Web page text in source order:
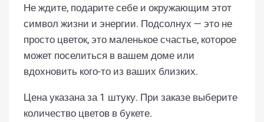
Не ждите, подарите себе и окружающим этот
символ жизни и энергии. Подсолнух — это не
просто цветок, это маленькое счастье, которое
может поселиться в вашем доме или
вдохновить кого-то из ваших близких.
Цена указана за 1 штуку. При заказе выберите
количество цветов в букете.